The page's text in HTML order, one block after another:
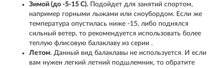
Зимой (до -5-15 С). Подойдет для занятий спортом,
например горными лыжами или сноубордом. Если же
температура опустилась ниже -15, либо поднялся
сильный ветер, то рекомендуется использовать более
теплую флисовую балаклаву из серии .
Летом. Данный вид балаклавы не используется. И если
вам нужен легкий летний подшлемник, то обратите